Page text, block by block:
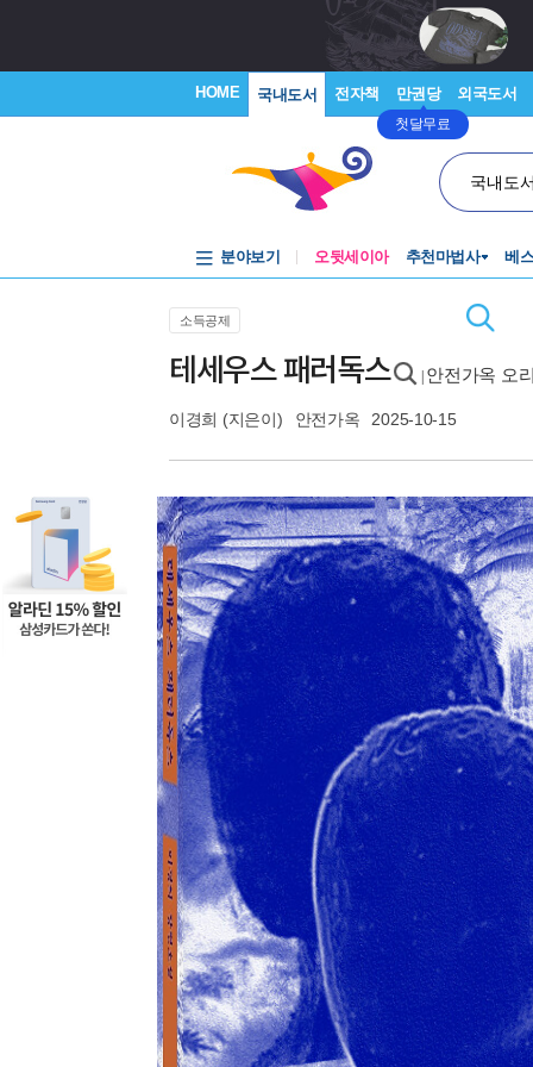
HOME 국내도서 전자책 만권당
첫달무료
외국도서
국내도
분야보기 오뒷세이아 추천마법사 베
소득공제
테세우스 패러독스 안전가옥 오
이경희 (지은이) 안전가옥 2025-10-15